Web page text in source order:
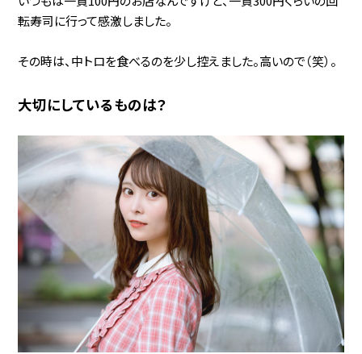
転寿司に行って感激しました。
その時は、中トロを食べるのを少し控えました。高いので（笑）。
大切にしているものは？